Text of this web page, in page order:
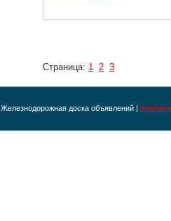
Страница: 1 2 3
Железнодорожная доска объявлений |